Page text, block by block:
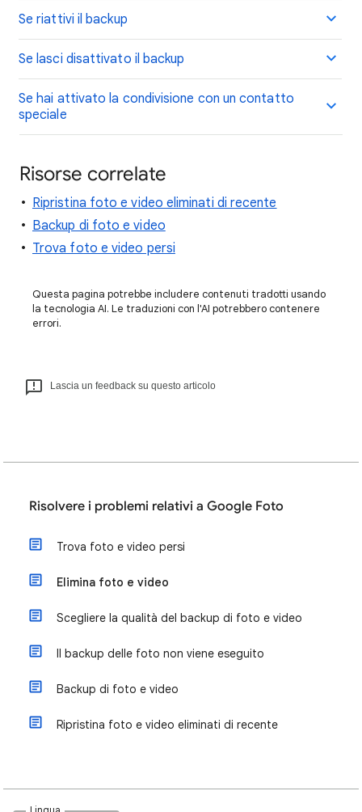
Se riattivi il backup
Se lasci disattivato il backup
Se hai attivato la condivisione con un contatto
speciale
Risorse correlate
Ripristina foto e video eliminati di recente
Backup di foto e video
Trova foto e video persi
Questa pagina potrebbe includere contenuti tradotti usando
la tecnologia AI. Le traduzioni con l'AI potrebbero contenere
errori.
Lascia un feedback su questo articolo
Risolvere i problemi relativi a Google Foto
Trova foto e video persi
Elimina foto e video
Scegliere la qualità del backup di foto e video
Il backup delle foto non viene eseguito
Backup di foto e video
Ripristina foto e video eliminati di recente